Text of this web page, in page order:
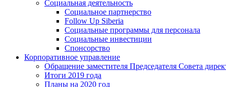
Социальная деятельность
Социальное партнерство
Follow Up Siberia
Социальные программы для персонала
Социальные инвестиции
Спонсорство
Корпоративное управление
Обращение заместителя Председателя Совета
Итоги 2019 года
Планы на 2020 год